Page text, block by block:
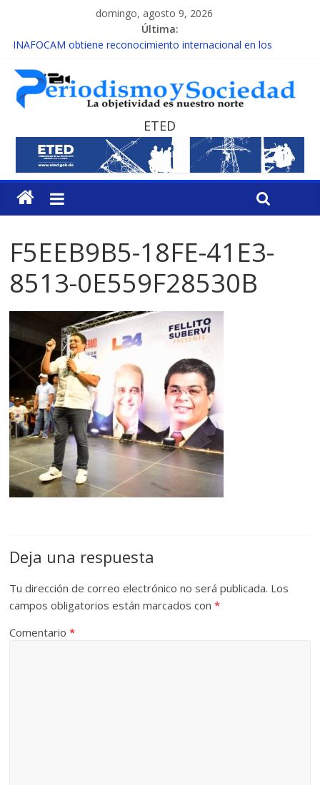
domingo, agosto 9, 2026
Última:
INAFOCAM obtiene reconocimiento internacional en los
15 de febrero de cada año es Día Nacional de la lucha contra el
cáncer infantil
EL ENFOQUE UNILATERAL DE LA COALICIÓN
MESCyT y Universidad Albizu apoyarán rehabilitación de
reclusos
MESCyT presenta calendario de Consulta Nacional por la
Educación
ETED
F5EEB9B5-18FE-41E3-
8513-0E559F28530B
Deja una respuesta
Tu dirección de correo electrónico no será publicada. Los
campos obligatorios están marcados con*
Comentario*